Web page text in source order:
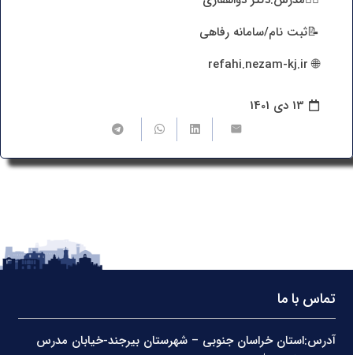
📝ثبت نام/سامانه رفاهی
🌐 refahi.nezam-kj.ir
13 دی 1401
تماس با ما
آدرس:استان خراسان جنوبی – شهرستان بیرجند-خیابان مدرس